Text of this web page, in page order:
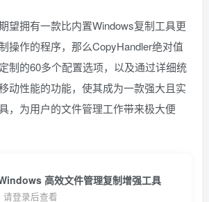
望拥有一款比内置Windows复制工具更
操作的程序，那么CopyHandler绝对值
制的60多个配置选项，以及通过详细统
动性能的功能，使其成为一款强大且实
，为用户的文件管理工作带来极大便
高效文件管理复制增强工具
请登录后查看